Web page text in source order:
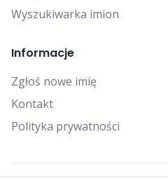
Wyszukiwarka imion
Informacje
Zgłoś nowe imię
Kontakt
Polityka prywatności